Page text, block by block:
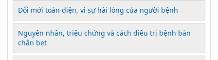
Đổi mới toàn diện, vì sự hài lòng của người bệnh
Nguyên nhân, triệu chứng và cách điều trị bệnh bàn
chân bẹt